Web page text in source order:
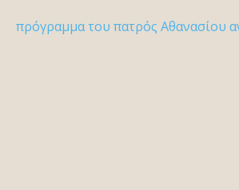
πρόγραμμα του πατρός Αθανασίου